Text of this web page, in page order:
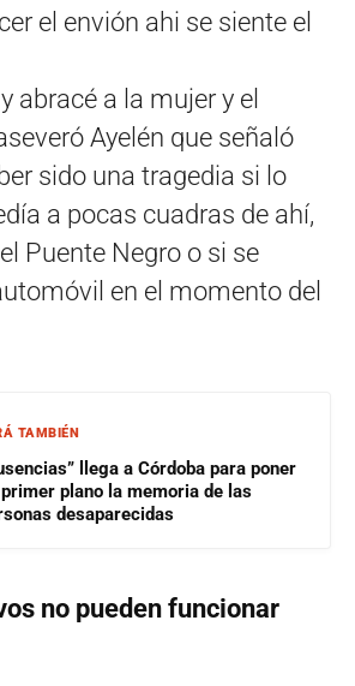
el envión ahi se siente el
abracé a la mujer y el
Ayelén que señaló
sido una tragedia si lo
a pocas cuadras de ahí,
Puente Negro o si se
en el momento del
TAMBIÉN
llega a Córdoba para poner
plano la memoria de las
desaparecidas
no pueden funcionar